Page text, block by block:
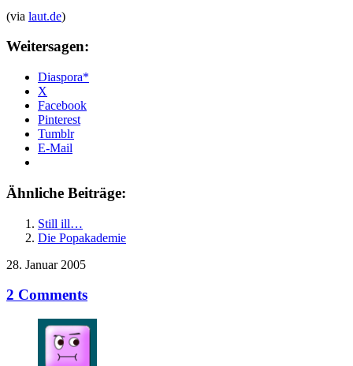
(via laut.de)
Weitersagen:
Diaspora*
X
Facebook
Pinterest
Tumblr
E-Mail
Ähnliche Beiträge:
Still ill…
Die Popakademie
28. Januar 2005
2 Comments